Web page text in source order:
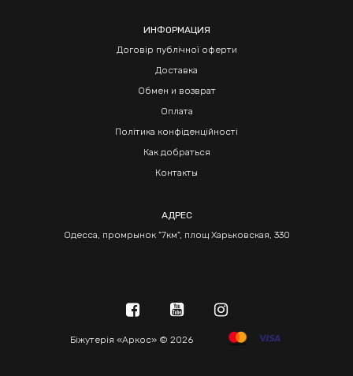
ИНФОРМАЦИЯ
Договір публічної оферти
Доставка
Обмен и возврат
Оплата
Політика конфіденційності
Как добраться
Контакты
АДРЕС
Одесса, промрынок "7км", площ Харьковская, 330
Біжутерія «Аркос» © 2026